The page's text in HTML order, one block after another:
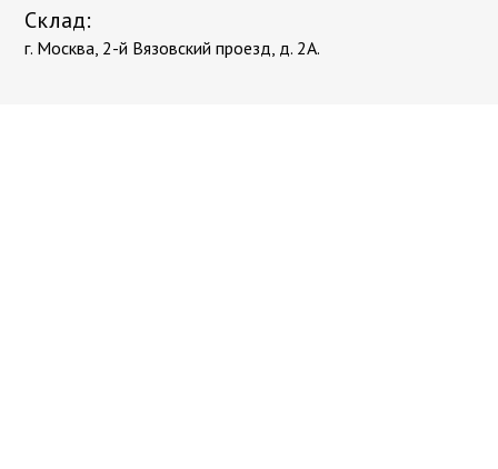
Склад:
г. Москва, 2-й Вязовский проезд, д. 2А.